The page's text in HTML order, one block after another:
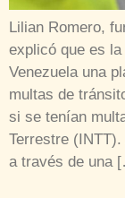
Lilian Romero,
explicó que es
Venezuela una
multas de
si se tenían
Terrestre
a través de una